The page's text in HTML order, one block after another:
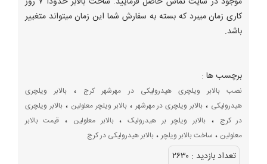
کاری زمان میبرد که بسته به سفارش شما این زمان میتواند متغییر
باشد.
برچسب ها :
نصب بالابر ویلچری هیدرولیکی در مهرشهر کرج ،بالابر ویلچری
هیدرولیکی ، بالابر ویلچری در مهرشهر،بالابر ویلچر معلولین ،بالابر ویلچری
در کرج ، بالابر ویلچر بر هیدرولیک،بالابر معلولین ، قیمت بالابر
معلولین ، ساخت بالابر ویلچر، بالابر هیدرولیکی در کرج
تعداد بازديد : ۲۶۳۰